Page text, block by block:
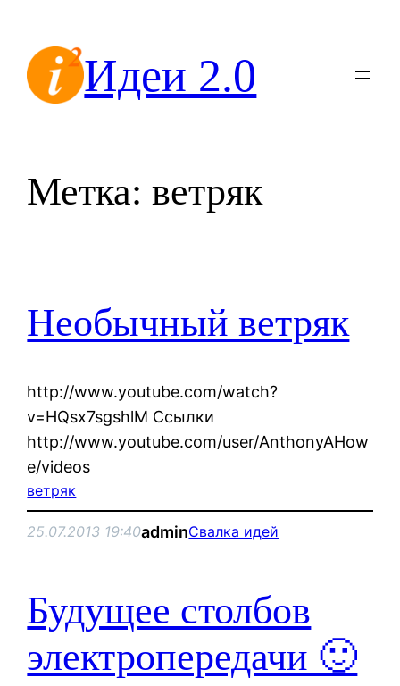
содержимомуИдеи 2.0
Метка:ветряк
Необычный ветряк
http://www.youtube.com/watch?
v=HQsx7sgshlM Ссылки
http://www.youtube.com/user/AnthonyAHow
e/videos
ветряк
25.07.2013 19:40adminСвалка идей
Будущее столбов
электропередачи 🙂